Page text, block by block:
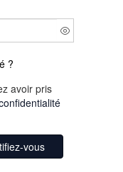
?
avoir pris
vous